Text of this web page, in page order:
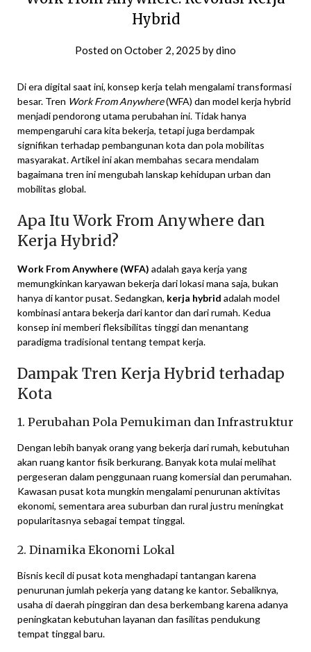
Hybrid
Posted onOctober 2, 2025 bydino
Di era digital saat ini, konsep kerja telah mengalami transformasi
besar. Tren Work From Anywhere(WFA) dan model kerja hybrid
menjadi pendorong utama perubahan ini. Tidak hanya
mempengaruhi cara kita bekerja, tetapi juga berdampak
signifikan terhadap pembangunan kota dan pola mobilitas
masyarakat. Artikel ini akan membahas secara mendalam
bagaimana tren ini mengubah lanskap kehidupan urban dan
mobilitas global.
Apa Itu Work From Anywhere dan
Kerja Hybrid?
Work From Anywhere (WFA) adalah gaya kerja yang
memungkinkan karyawan bekerja dari lokasi mana saja, bukan
hanya di kantor pusat. Sedangkan, kerja hybrid adalah model
kombinasi antara bekerja dari kantor dan dari rumah. Kedua
konsep ini memberi fleksibilitas tinggi dan menantang
paradigma tradisional tentang tempat kerja.
Dampak Tren Kerja Hybrid terhadap
Kota
1. Perubahan Pola Pemukiman dan Infrastruktur
Dengan lebih banyak orang yang bekerja dari rumah, kebutuhan
akan ruang kantor fisik berkurang. Banyak kota mulai melihat
pergeseran dalam penggunaan ruang komersial dan perumahan.
Kawasan pusat kota mungkin mengalami penurunan aktivitas
ekonomi, sementara area suburban dan rural justru meningkat
popularitasnya sebagai tempat tinggal.
2. Dinamika Ekonomi Lokal
Bisnis kecil di pusat kota menghadapi tantangan karena
penurunan jumlah pekerja yang datang ke kantor. Sebaliknya,
usaha di daerah pinggiran dan desa berkembang karena adanya
peningkatan kebutuhan layanan dan fasilitas pendukung
tempat tinggal baru.